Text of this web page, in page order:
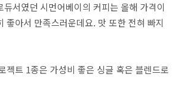
듀서였던 시먼어베이의 커피는 올해 가격이
좋아서 만족스러운데요. 맛 또한 전혀 빠지
젝트 1종은 가성비 좋은 싱글 혹은 블렌드로